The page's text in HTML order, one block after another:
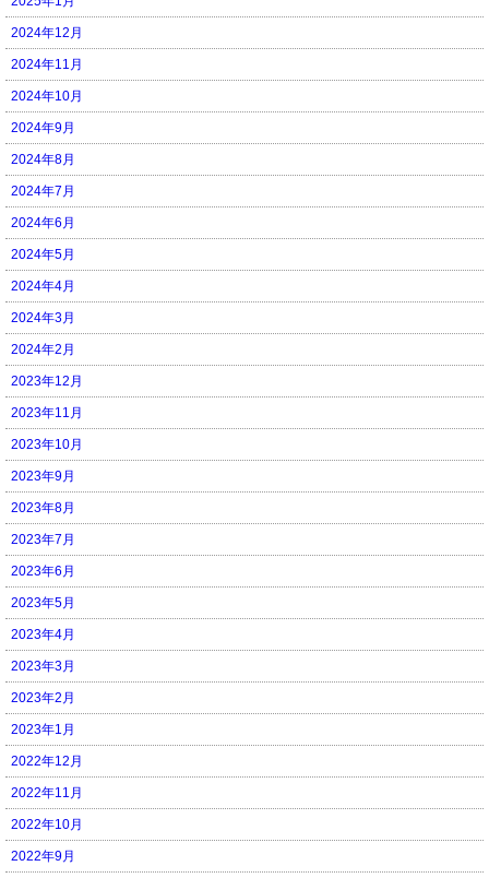
2024年12月
2024年11月
2024年10月
2024年9月
2024年8月
2024年7月
2024年6月
2024年5月
2024年4月
2024年3月
2024年2月
2023年12月
2023年11月
2023年10月
2023年9月
2023年8月
2023年7月
2023年6月
2023年5月
2023年4月
2023年3月
2023年2月
2023年1月
2022年12月
2022年11月
2022年10月
2022年9月